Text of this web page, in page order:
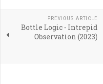
PREVIOUS ARTICLE
Bottle Logic - Intrepid
Observation (2023)